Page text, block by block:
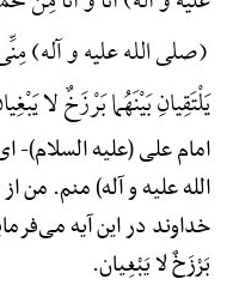
(صلی الله علیه و آله)
یَلْتَقِیانِ بَیْنَهُما بَرْزَخٌ لا
امام علی (علیه السلام)-
الله علیه و آله) منم.
خداوند در این آیه
بَرْزَخٌ لا یَبْغِیان.